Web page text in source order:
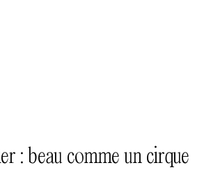
: beau comme un cirque